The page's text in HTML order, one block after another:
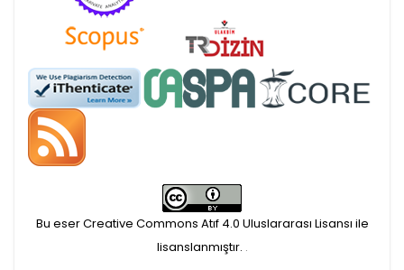
Scimago's grade
APC ödemesi
Öndenetimden geçen
makaleler için, 100 Avro
Makale İşletim Ücreti (APC)
Bu eser Creative Commons Atıf 4.0 Uluslararası Lisansı ile
lisanslanmıştır. .